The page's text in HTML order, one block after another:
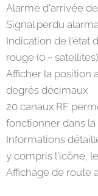
Alarme d'arrivée
Signal perdu
Indication de l'état
rouge (0 ~
Afficher la position
degrés décimaux
20 canaux RF
fonctionner dans
Informations
y compris l'icône,
Affichage de route